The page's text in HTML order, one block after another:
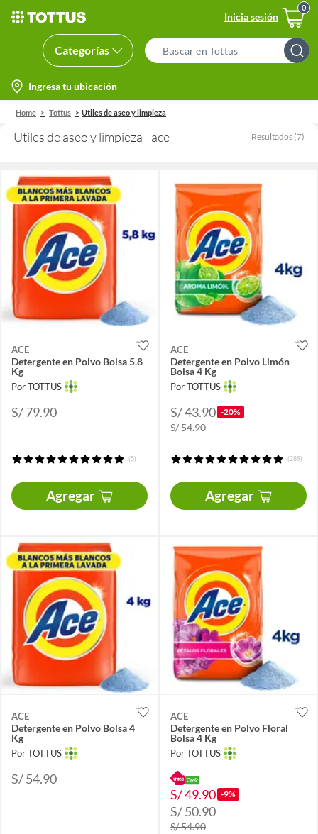
Inicia sesión
Categorías
Search
Bar
location-
icon
Ingresa tu ubicación
Home Tottus Utiles de aseo y limpieza
Utiles de aseo y limpieza - ace Resultados (7)
ACE
Detergente en Polvo Bolsa 5.8
Kg
Por TOTTUS
S/ 79.90
(5)
Agregar
ACE
Detergente en Polvo Limón
Bolsa 4 Kg
Por TOTTUS
S/ 43.90 -20%
S/ 54.90
(289)
Agregar
ACE
Detergente en Polvo Bolsa 4
Kg
Por TOTTUS
S/ 54.90
ACE
Detergente en Polvo Floral
Bolsa 4 Kg
Por TOTTUS
S/ 49.90 -9%
S/ 50.90
S/ 54.90